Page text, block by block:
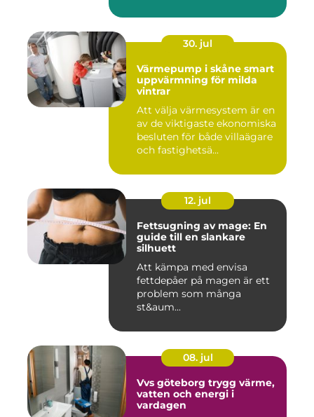
30. jul
Värmepump i skåne smart
uppvärmning för milda
vintrar
Att välja värmesystem är en
av de viktigaste ekonomiska
besluten för både villaägare
och fastighetsä...
12. jul
Fettsugning av mage: En
guide till en slankare
silhuett
Att kämpa med envisa
fettdepåer på magen är ett
problem som många
st&aum...
08. jul
Vvs göteborg trygg värme,
vatten och energi i
vardagen